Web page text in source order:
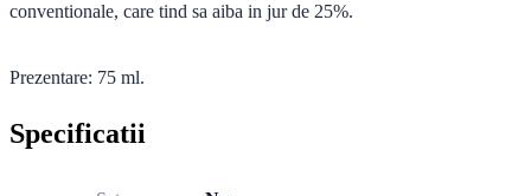
conventionale, care tind sa aiba in jur de 25%.
Prezentare: 75 ml.
Specificatii